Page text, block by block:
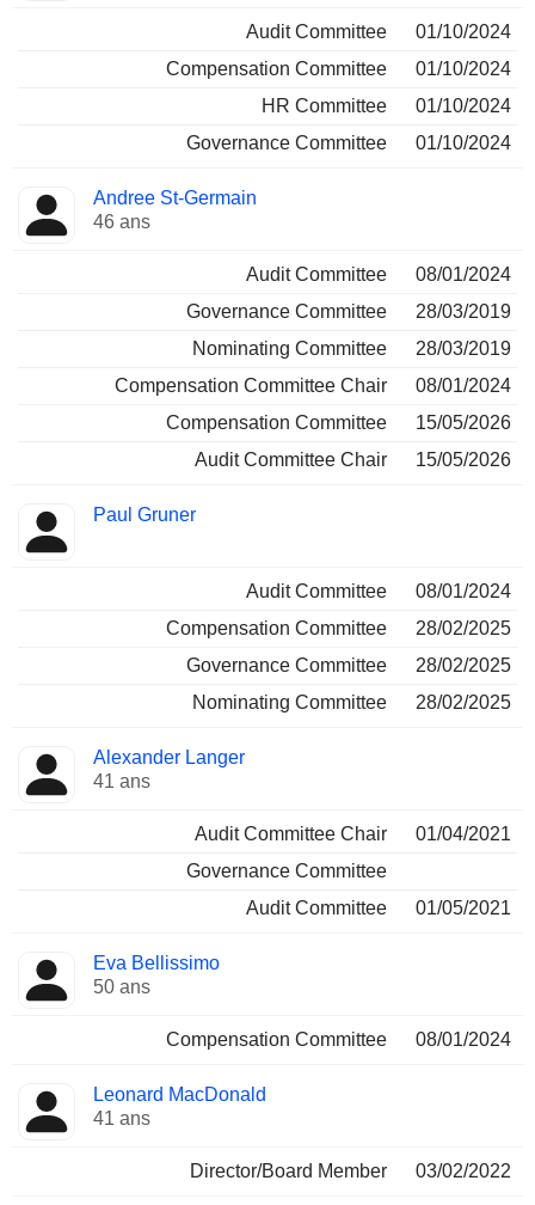
Audit Committee
01/10/2024
Compensation Committee
01/10/2024
HR Committee
01/10/2024
Governance Committee
01/10/2024
Andree St-Germain
46 ans
Audit Committee
08/01/2024
Governance Committee
28/03/2019
Nominating Committee
28/03/2019
Compensation Committee Chair
08/01/2024
Compensation Committee
15/05/2026
Audit Committee Chair
15/05/2026
Paul Gruner
Audit Committee
08/01/2024
Compensation Committee
28/02/2025
Governance Committee
28/02/2025
Nominating Committee
28/02/2025
Alexander Langer
41 ans
Audit Committee Chair
01/04/2021
Governance Committee
Audit Committee
01/05/2021
Eva Bellissimo
50 ans
Compensation Committee 08/01/2024
Leonard MacDonald
41 ans
Director/Board Member 03/02/2022